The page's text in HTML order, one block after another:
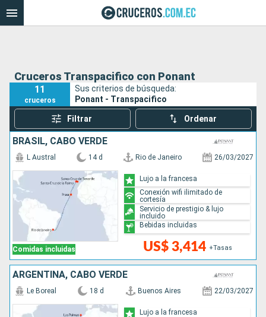
Cruceros Transpacifico con Ponant
11
cruceros
Sus criterios de búsqueda:
Ponant - Transpacifico
Filtrar Ordenar
BRASIL, CABO VERDE
Comidas incluidas
L Austral 14 d Rio de Janeiro 26/03/2027
US$ 3,414 +Tasas
Lujo a la francesa
Conexión wifi ilimitado de
cortesía
Servicio de prestigio & lujo
incluido
Bebidas incluidas
ARGENTINA, CABO VERDE
Le Boreal 18 d Buenos Aires 22/03/2027
Lujo a la francesa